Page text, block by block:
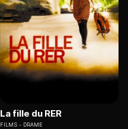
La fille du RER
FILMS DRAME